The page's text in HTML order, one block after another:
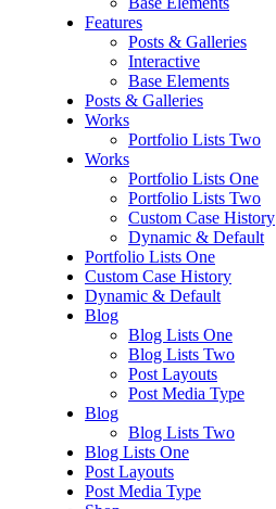
Features
Posts & Galleries
Interactive
Base Elements
Posts & Galleries
Works
Portfolio Lists Two
Works
Portfolio Lists One
Portfolio Lists Two
Custom Case History
Dynamic & Default
Portfolio Lists One
Custom Case History
Dynamic & Default
Blog
Blog Lists One
Blog Lists Two
Post Layouts
Post Media Type
Blog
Blog Lists Two
Blog Lists One
Post Layouts
Post Media Type